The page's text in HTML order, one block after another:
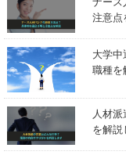
ナース
注意点
大学中
職種を
人材
を解説